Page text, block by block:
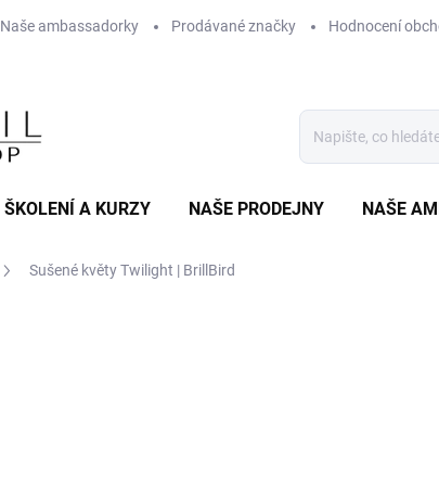
Naše ambassadorky Prodávané značky Hodnocení
ŠKOLENÍ A KURZY NAŠE PRODEJNY NAŠE
Sušené květy Twilight | BrillBird